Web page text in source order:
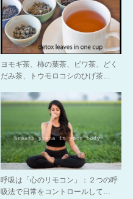
ヨモギ茶、柿の葉茶、ビワ茶、どく
だみ茶、トウモロコシのひげ茶…
呼吸は「心のリモコン」：２つの呼
吸法で日常をコントロールして…